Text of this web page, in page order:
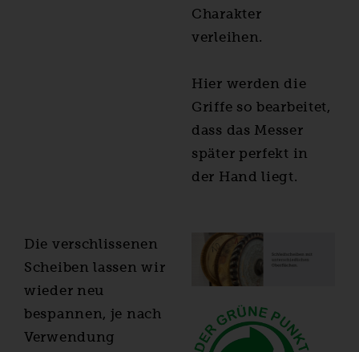
Charakter
verleihen.
Hier werden die
Griffe so bearbeitet,
dass das Messer
später perfekt in
der Hand liegt.
Die verschlissenen
Scheiben lassen wir
wieder neu
bespannen, je nach
Verwendung